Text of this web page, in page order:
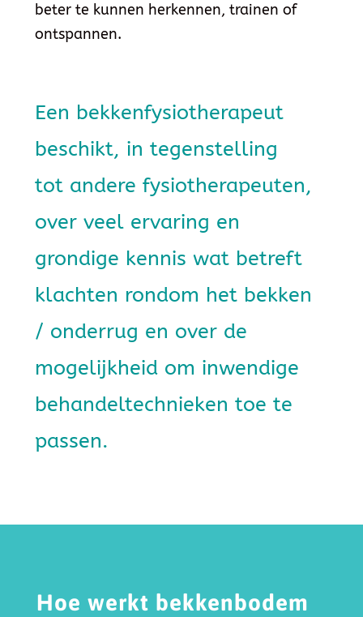
beter te kunnen herkennen, trainen of
ontspannen.
Een bekkenfysiotherapeut
beschikt, in tegenstelling
tot andere fysiotherapeuten,
over veel ervaring en
grondige kennis wat betreft
klachten rondom het bekken
/ onderrug en over de
mogelijkheid om inwendige
behandeltechnieken toe te
passen.
Hoe werkt bekkenbodem